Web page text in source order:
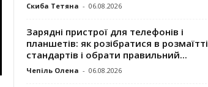
Скиба Тетяна - 06.08.2026
Зарядні пристрої для телефонів і
планшетів: як розібратися в розмаїтті
стандартів і обрати правильний...
Чепіль Олена - 06.08.2026